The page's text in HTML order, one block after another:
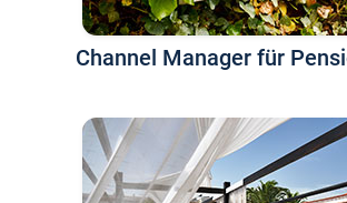
Channel Manager für